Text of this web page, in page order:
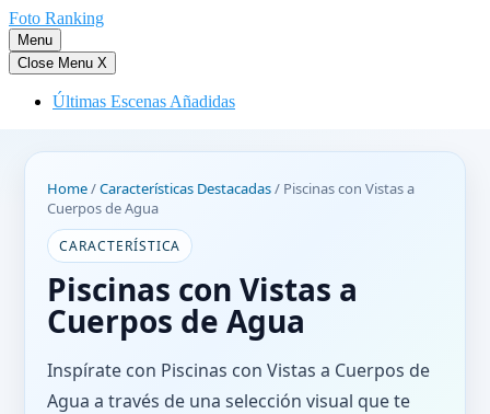
Saltar
al
contenido
Foto Ranking
Menu
Close Menu X
Últimas Escenas Añadidas
Home/Características Destacadas/ Piscinas con Vistas a
Cuerpos de Agua
CARACTERÍSTICA
Piscinas con Vistas a
Cuerpos de Agua
Inspírate con Piscinas con Vistas a Cuerpos de
Agua a través de una selección visual que te